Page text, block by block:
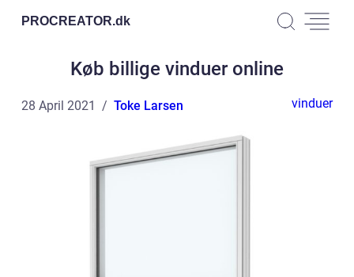
PROCREATOR.dk
Køb billige vinduer online
28 April 2021 Toke Larsen vinduer